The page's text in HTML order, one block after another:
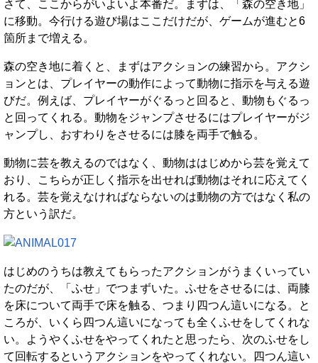
さて、ここからがいよいよ本番だ。まずは、「森の空き地」
に移動。今行ける遊び場はここだけだが、ゲームが進むと6
箇所まで増える。
森の空き地に着くと、まずはアクションの練習から。アクシ
ョンとは、プレイヤーの動作によって動物に指示を与える遊
びだ。例えば、プレイヤーがぐるっと回ると、動物もぐるっ
と回ってくれる。動物をジャンプさせるにはプレイヤーがジ
ャンプし、おすわりをさせるには膝を両手で触る。
動物に芸を教えるのではなく、動物ははじめから芸を覚えて
おり、こちらが正しく指示を出せれば動物はそれに応えてく
れる。芸を覚えなければならないのは動物の方ではなく私の
方という訳だ。
はじめのうちは教えてもらったアクションがうまくいってい
たのだが、「ふせ」でつまずいた。ふせをさせるには、両膝
を床について両手で床を触る、つまり四つん這いになる。と
ころが、いくら四つん這いになっても全くふせをしてくれな
い。ようやくふせをやってくれたと思ったら、次のふせをし
て回転するというアクションをやってくれない。四つん這い